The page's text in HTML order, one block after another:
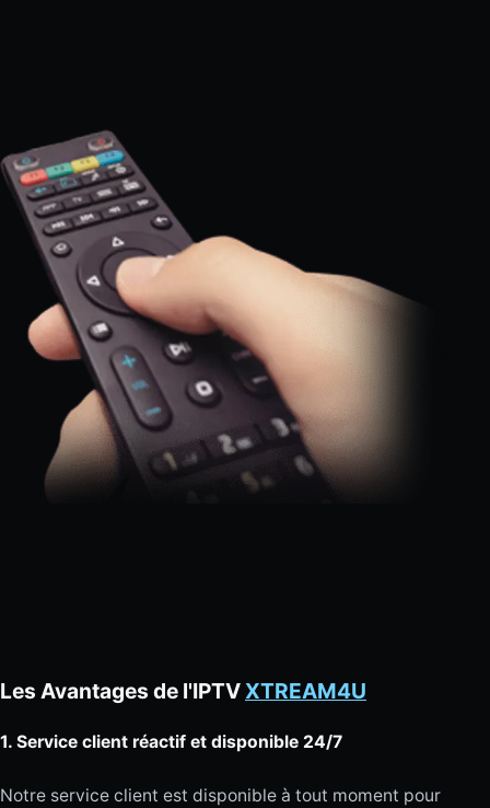
Les Avantages de l'IPTVXTREAM4U
1. Service client réactif et disponible 24/7
Notre service client est disponible à tout moment pour